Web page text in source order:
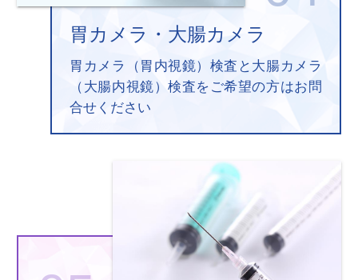
胃カメラ・大腸カメラ
胃カメラ（胃内視鏡）検査と大腸カメラ
（大腸内視鏡）検査をご希望の方はお問
合せください